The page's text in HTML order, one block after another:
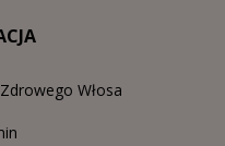
Włosa